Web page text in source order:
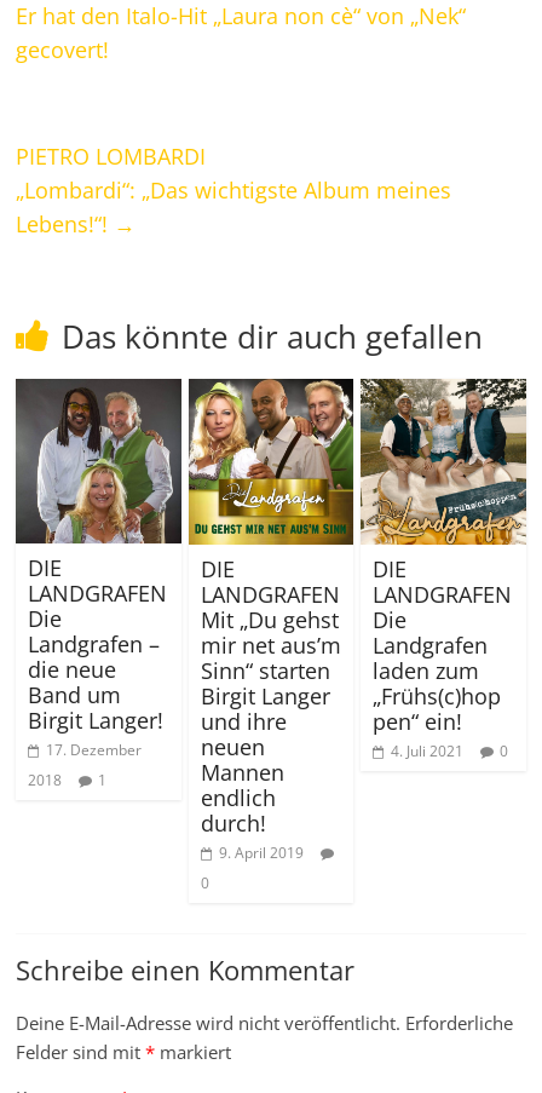
Er hat den Italo-Hit „Laura non cè“ von „Nek“
gecovert!
PIETRO LOMBARDI
„Lombardi“: „Das wichtigste Album meines
Lebens!“! →
Das könnte dir auch gefallen
DIE
LANDGRAFEN
Die
Landgrafen –
die neue
Band um
Birgit Langer!
17. Dezember
2018
1
DIE
LANDGRAFEN
Mit „Du gehst
mir net aus’m
Sinn“ starten
Birgit Langer
und ihre
neuen
Mannen
endlich
durch!
9. April 2019
0
DIE
LANDGRAFEN
Die
Landgrafen
laden zum
„Frühs(c)hop
pen“ ein!
4. Juli 2021 0
Schreibe einen Kommentar
Deine E-Mail-Adresse wird nicht veröffentlicht. Erforderliche
Felder sind mit* markiert